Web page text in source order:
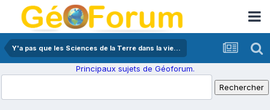
Y'a pas que les Sciences de la Terre dans la vie...
Principaux sujets de Géoforum.